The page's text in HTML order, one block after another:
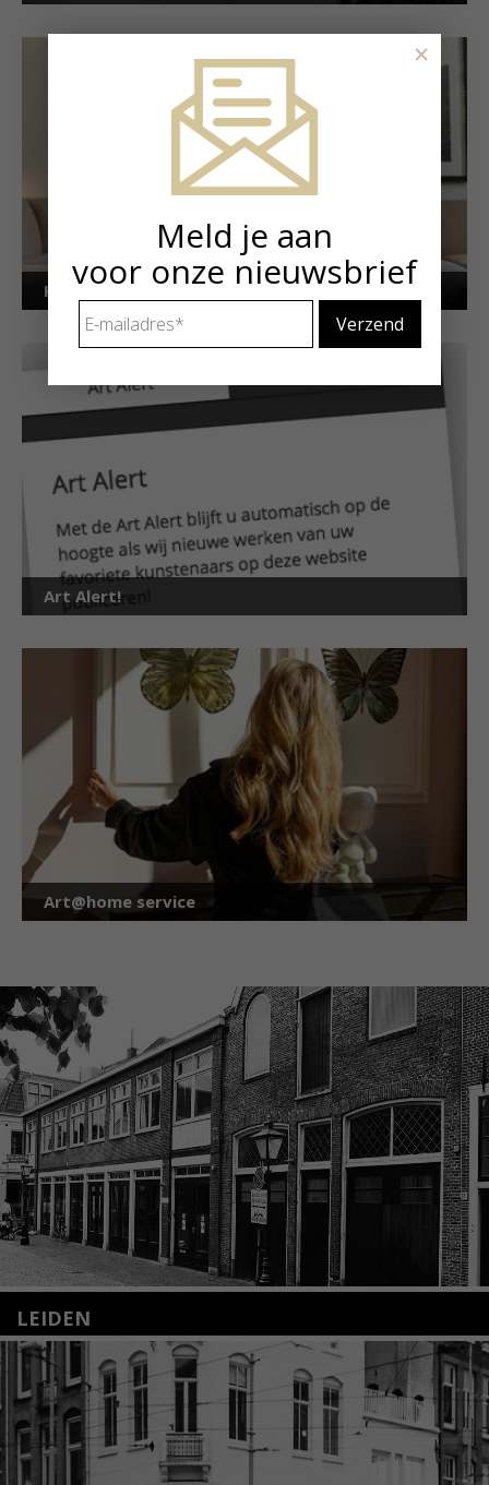
Kunstuitleen voor particulieren
Art Alert!
Art@home service
LEIDEN
Nieuwstraat 35
2312 KA Leiden
+31(0)71 – 52 84 480
info@kunsthuisleiden.nl
Lees meer
Meld je aan
voor onze nieuwsbrief
mailadres *
×